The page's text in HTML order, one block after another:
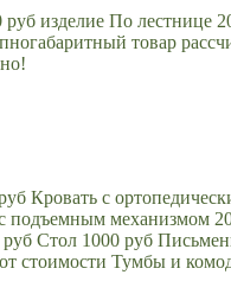
изделие По лестнице
товар
Кровать с
подъемным механизмом
руб Стол 1000 руб
стоимости Тумбы и